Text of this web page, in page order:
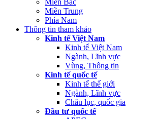
Miền Bắc
Miền Trung
Phía Nam
Thông tin tham khảo
Kinh tế Việt Nam
Kinh tế Việt Nam
Ngành, Lĩnh vực
Vùng, Thông tin
Kinh tế quốc tế
Kinh tế thế giới
Ngành, Lĩnh vực
Châu lục, quốc gia
Đầu tư quốc tế